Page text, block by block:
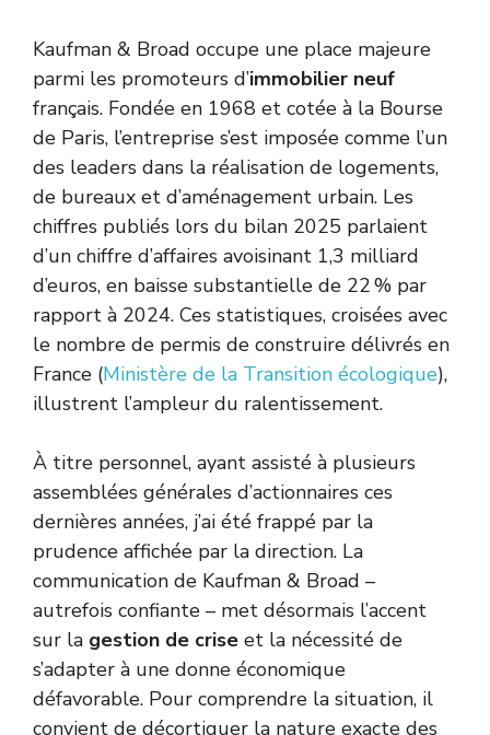
Kaufman & Broad occupe une place majeure
parmi les promoteurs d’immobilier neuf
français. Fondée en 1968 et cotée à la Bourse
de Paris, l’entreprise s’est imposée comme l’un
des leaders dans la réalisation de logements,
de bureaux et d’aménagement urbain. Les
chiffres publiés lors du bilan 2025 parlaient
d’un chiffre d’affaires avoisinant 1,3 milliard
d’euros, en baisse substantielle de 22 % par
rapport à 2024. Ces statistiques, croisées avec
le nombre de permis de construire délivrés en
France (Ministère de la Transition écologique),
illustrent l’ampleur du ralentissement.
À titre personnel, ayant assisté à plusieurs
assemblées générales d’actionnaires ces
dernières années, j’ai été frappé par la
prudence affichée par la direction. La
communication de Kaufman & Broad –
autrefois confiante – met désormais l’accent
sur la gestion de crise et la nécessité de
s’adapter à une donne économique
défavorable. Pour comprendre la situation, il
convient de décortiquer la nature exacte des